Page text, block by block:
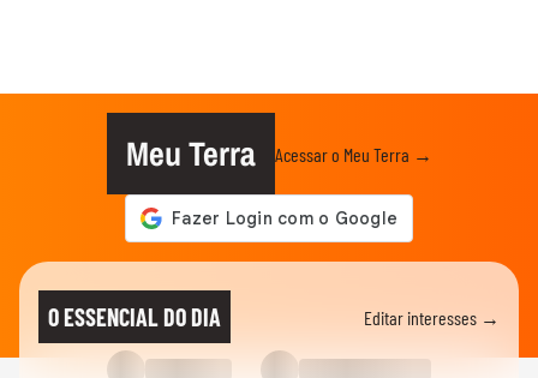
Meu Terra Acessar o Meu Terra →
O ESSENCIAL DO DIA Editar interesses →